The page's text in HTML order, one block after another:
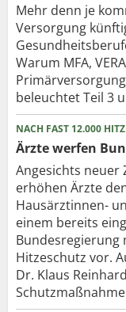
Mehr denn je
Versorgung
Warum MFA,
beleuchtet Teil 3
NACH FAST 12.000
Ärzte werfen
Angesichts neuer
erhöhen Ärzte
Hausärztinnen-
einem bereits
Bundesregierung
Hitzeschutz vor.
Dr. Klaus